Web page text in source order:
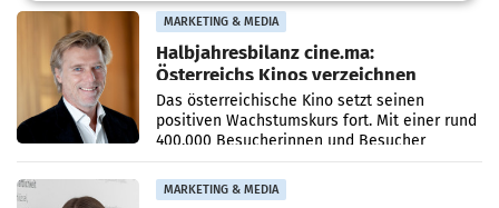
MARKETING & MEDIA
Halbjahresbilanz cine.ma:
Österreichs Kinos verzeichnen
400.000 Besucher mehr
Das österreichische Kino setzt seinen
positiven Wachstumskurs fort. Mit einer rund
400.000 Besucherinnen und Besucher
höheren Nettoreichweite im ersten Halbjahr
2026 gegenüber dem
MARKETING & MEDIA